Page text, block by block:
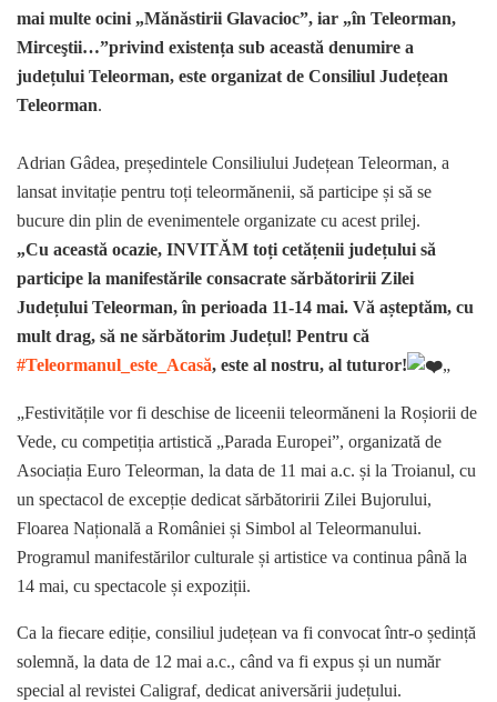
mai multe ocini „Mănăstirii Glavacioc”, iar „în Teleorman,
Mirceştii…”privind existența sub această denumire a
județului Teleorman, este organizat de Consiliul Județean
Teleorman.
Adrian Gâdea, președintele Consiliului Județean Teleorman, a
lansat invitație pentru toți teleormănenii, să participe și să se
bucure din plin de evenimentele organizate cu acest prilej.
„Cu această ocazie, INVITĂM toți cetățenii județului să
participe la manifestările consacrate sărbătoririi Zilei
Județului Teleorman, în perioada 11-14 mai. Vă așteptăm, cu
mult drag, să ne sărbătorim Județul! Pentru că
#Teleormanul_este_Acasă, este al nostru, al tuturor! „
„Festivitățile vor fi deschise de liceenii teleormăneni la Roșiorii de
Vede, cu competiția artistică „Parada Europei”, organizată de
Asociația Euro Teleorman, la data de 11 mai a.c. și la Troianul, cu
un spectacol de excepție dedicat sărbătoririi Zilei Bujorului,
Floarea Națională a României și Simbol al Teleormanului.
Programul manifestărilor culturale și artistice va continua până la
14 mai, cu spectacole și expoziții.
Ca la fiecare ediție, consiliul județean va fi convocat într-o ședință
solemnă, la data de 12 mai a.c., când va fi expus și un număr
special al revistei Caligraf, dedicat aniversării județului.